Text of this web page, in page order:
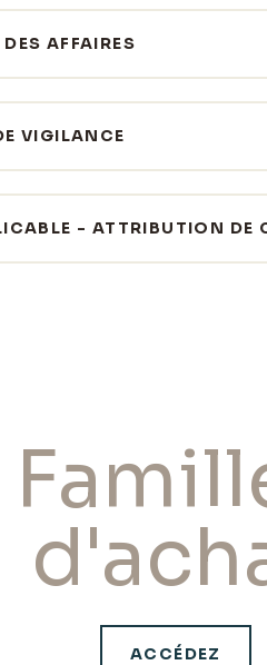
AFFAIRES
VIGILANCE
- ATTRIBUTION DE
ACCÉDEZ